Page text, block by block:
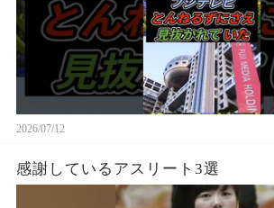
2026/07/12
感謝しているアスリート3選